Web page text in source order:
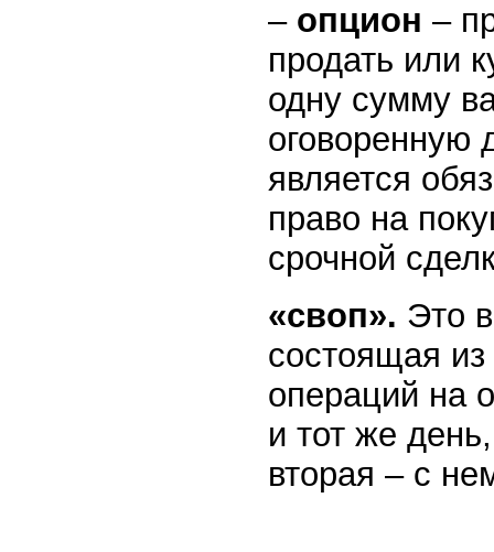
– опцион –
продать или
одну сумму
оговоренную
является
право на
срочной
«своп». Это
состоящая
операций на
и тот же
вторая – с